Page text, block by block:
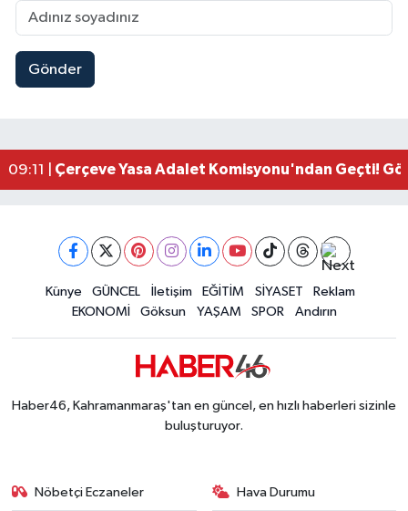
Gönder
17:19 |Kahramanmaraşlı İşçi Adana'daki Tünel
09:11 | Çerçeve Yasa Adalet Komisyonu'ndan Geçti!
09:04 |Kahramanmaraş'taki Okul Saldırısı TBMM
Kahramanmaraş'ta Pusula Maraş Eğitim
Kahramanmaraş'ta Tarım İçin Su Seferberliği
20:02 |Kahramanmaraş'ta 5 Kilometrelik Yolda Sıcak
Künye GÜNCEL İletişim EĞİTİM SİYASET
Reklam
EKONOMİ
Göksun YAŞAM SPOR Andırın
Haber46, Kahramanmaraş'tan en güncel, en hızlı haberleri sizinle
buluşturuyor.
Nöbetçi Eczaneler Hava Durumu